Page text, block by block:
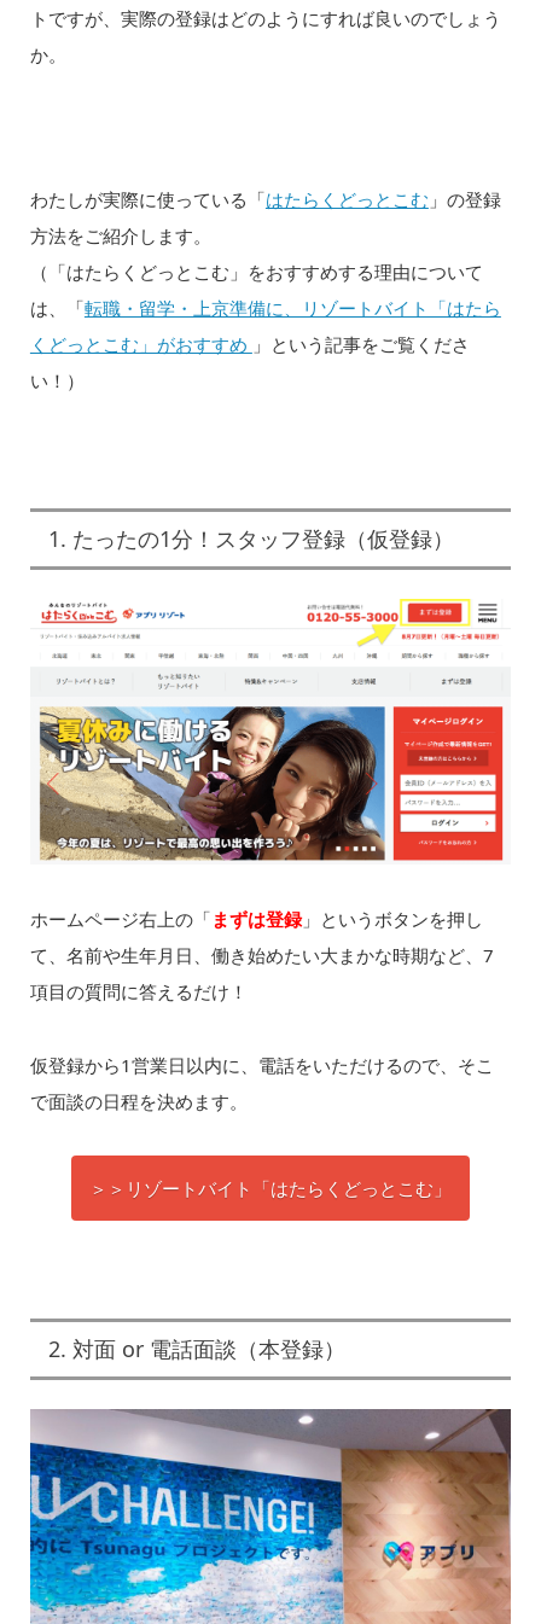
トですが、実際の登録はどのようにすれば良いのでしょう
か。
わたしが実際に使っている「はたらくどっとこむ 」の登録
方法をご紹介します。
（「はたらくどっとこむ」をおすすめする理由について
は、「転職・留学・上京準備に、リゾートバイト「はたら
くどっとこむ」がおすすめ 」という記事をご覧くださ
い！）
1. たったの1分！スタッフ登録（仮登録）
ホームページ右上の「まずは登録」というボタンを押し
て、名前や生年月日、働き始めたい大まかな時期など、7
項目の質問に答えるだけ！
仮登録から1営業日以内に、電話をいただけるので、そこ
で面談の日程を決めます。
＞＞リゾートバイト「はたらくどっとこむ」
2. 対面 or 電話面談（本登録）